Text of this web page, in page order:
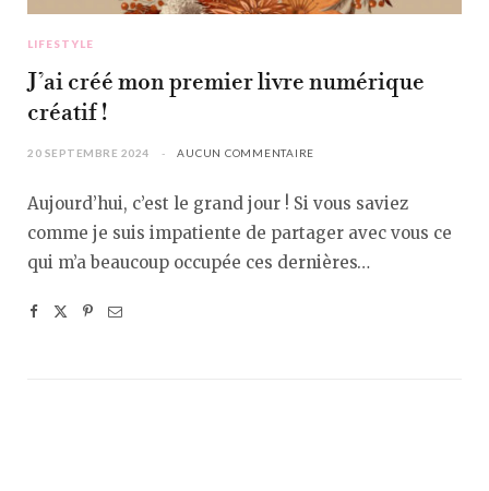
LIFESTYLE
J’ai créé mon premier livre numérique
créatif !
20 SEPTEMBRE 2024 AUCUN COMMENTAIRE
Aujourd’hui, c’est le grand jour ! Si vous saviez
comme je suis impatiente de partager avec vous ce
qui m’a beaucoup occupée ces dernières…